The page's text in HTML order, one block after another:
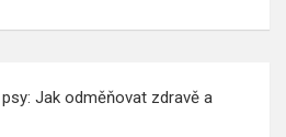
Jak odměňovat zdravě a